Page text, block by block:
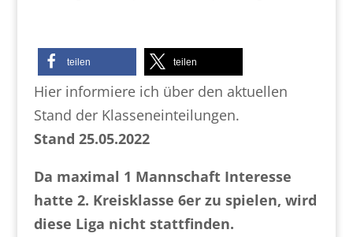
teilen teilen
Hier informiere ich über den aktuellen
Stand der Klasseneinteilungen.
Stand 25.05.2022
Da maximal 1 Mannschaft Interesse
hatte 2. Kreisklasse 6er zu spielen, wird
diese Liga nicht stattfinden.